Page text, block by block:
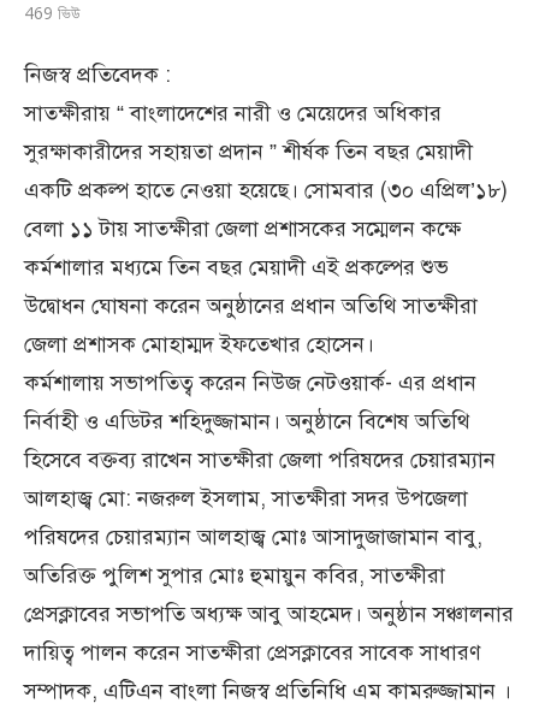
469 ভিউ
নিজস্ব প্রতিবেদক :
সাতক্ষীরায় “ বাংলাদেশের নারী ও মেয়েদের অধিকার
সুরক্ষাকারীদের সহায়তা প্রদান ” শীর্ষক তিন বছর মেয়াদী
একটি প্রকল্প হাতে নেওয়া হয়েছে। সোমবার (৩০ এপ্রিল’১৮)
বেলা ১১ টায় সাতক্ষীরা জেলা প্রশাসকের সম্মেলন কক্ষে
কর্মশালার মধ্যমে তিন বছর মেয়াদী এই প্রকল্পের শুভ
উদ্বোধন ঘোষনা করেন অনুষ্ঠানের প্রধান অতিথি সাতক্ষীরা
জেলা প্রশাসক মোহাম্মদ ইফতেখার হোসেন।
কর্মশালায় সভাপতিত্ব করেন নিউজ নেটওয়ার্ক- এর প্রধান
নির্বাহী ও এডিটর শহিদুজ্জামান। অনুষ্ঠানে বিশেষ অতিথি
হিসেবে বক্তব্য রাখেন সাতক্ষীরা জেলা পরিষদের চেয়ারম্যান
আলহাজ্ব মো: নজরুল ইসলাম, সাতক্ষীরা সদর উপজেলা
পরিষদের চেয়ারম্যান আলহাজ্ব মোঃ আসাদুজাজামান বাবু,
অতিরিক্ত পুলিশ সুপার মোঃ হুমায়ুন কবির, সাতক্ষীরা
প্রেসক্লাবের সভাপতি অধ্যক্ষ আবু আহমেদ। অনুষ্ঠান সঞ্চালনার
দায়িত্ব পালন করেন সাতক্ষীরা প্রেসক্লাবের সাবেক সাধারণ
সম্পাদক, এটিএন বাংলা নিজস্ব প্রতিনিধি এম কামরুজ্জামান ।